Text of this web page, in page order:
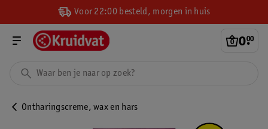
Voor 22:00 besteld, morgen in huis
0.
00
Ontharingscreme, wax en hars